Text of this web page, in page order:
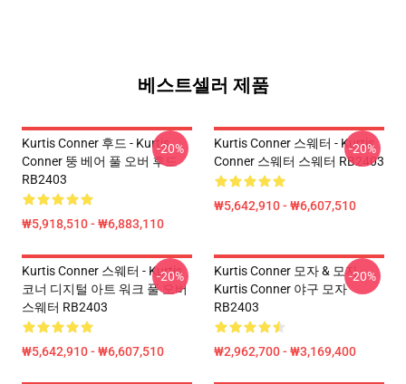
베스트셀러 제품
Kurtis Conner 후드 - Kurtis
Conner 뚱 베어 풀 오버 후드
RB2403
₩5,918,510 - ₩6,883,110
-20%
Kurtis Conner 스웨터 - Kurtis
Conner 스웨터 스웨터 RB2403
₩5,642,910 - ₩6,607,510
-20%
Kurtis Conner 스웨터 - Kurtis
코너 디지털 아트 워크 풀 오버
스웨터 RB2403
₩5,642,910 - ₩6,607,510
-20%
Kurtis Conner 모자 & 모자 -
Kurtis Conner 야구 모자
RB2403
₩2,962,700 - ₩3,169,400
-20%